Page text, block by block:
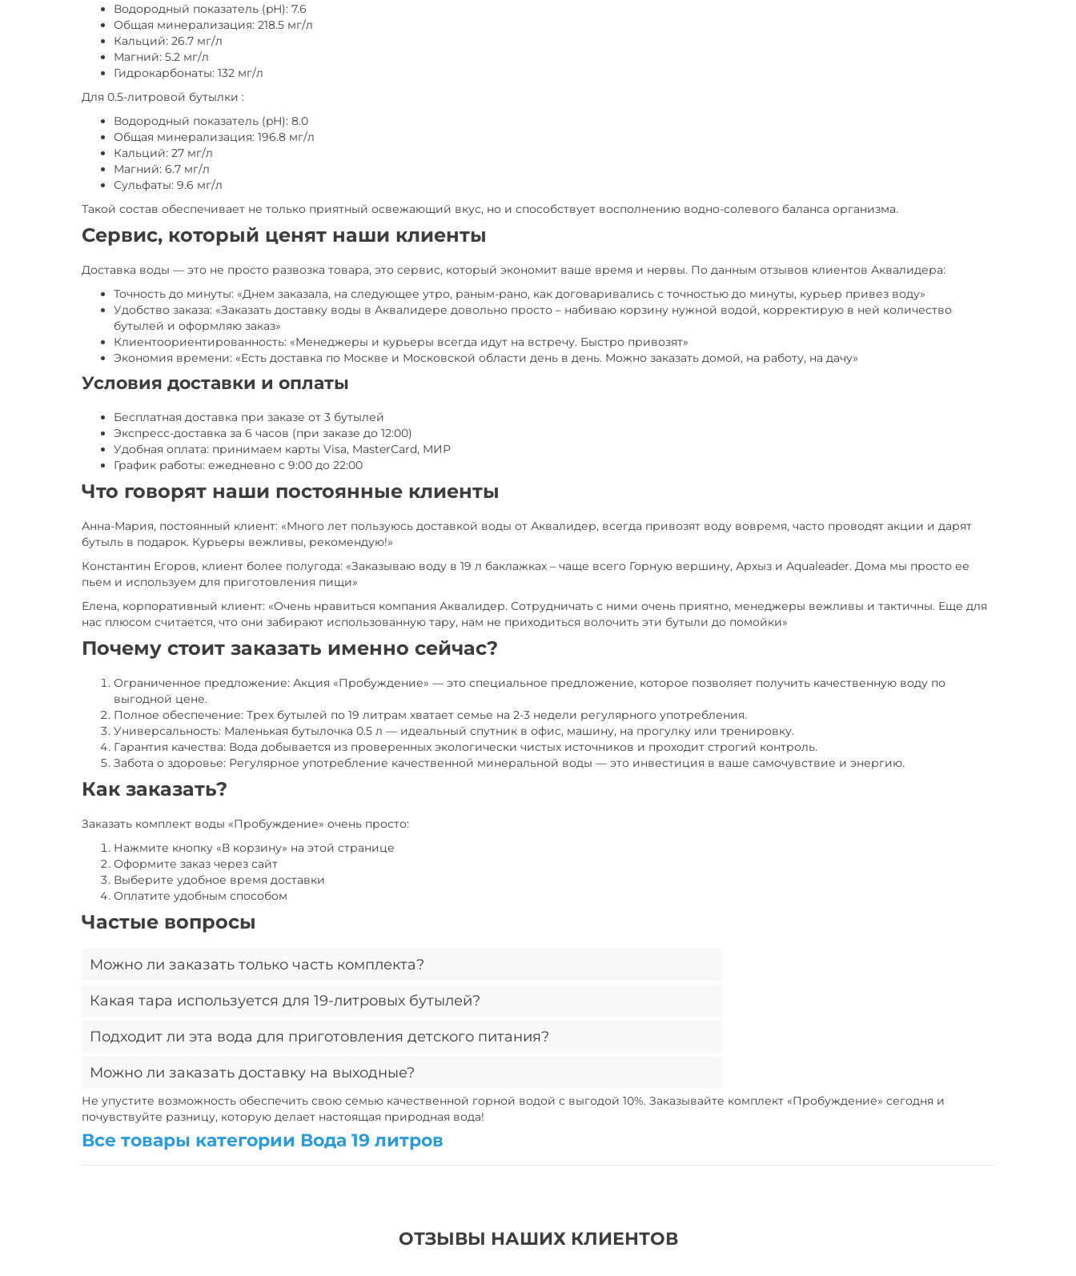
Водородный показатель (pH): 7.6
Общая минерализация: 218.5 мг/л
Кальций: 26.7 мг/л
Магний: 5.2 мг/л
Гидрокарбонаты: 132 мг/л
Для 0.5-литровой бутылки :
Водородный показатель (pH): 8.0
Общая минерализация: 196.8 мг/л
Кальций: 27 мг/л
Магний: 6.7 мг/л
Сульфаты: 9.6 мг/л
Такой состав обеспечивает не только приятный освежающий вкус, но и способствует восполнению водно-солевого баланса организма.
Сервис, который ценят наши клиенты
Доставка воды — это не просто развозка товара, это сервис, который экономит ваше время и нервы. По данным отзывов клиентов Аквалидера:
Точность до минуты: «Днем заказала, на следующее утро, раным-рано, как договаривались с точностью до минуты, курьер привез воду»
Удобство заказа: «Заказать доставку воды в Аквалидере довольно просто – набиваю корзину нужной водой, корректирую в ней количество
бутылей и оформляю заказ»
Клиентоориентированность: «Менеджеры и курьеры всегда идут на встречу. Быстро привозят»
Экономия времени: «Есть доставка по Москве и Московской области день в день. Можно заказать домой, на работу, на дачу»
Условия доставки и оплаты
Бесплатная доставка при заказе от 3 бутылей
Экспресс-доставка за 6 часов (при заказе до 12:00)
Удобная оплата: принимаем карты Visa, MasterCard, МИР
График работы: ежедневно с 9:00 до 22:00
Что говорят наши постоянные клиенты
Анна-Мария, постоянный клиент: «Много лет пользуюсь доставкой воды от Аквалидер, всегда привозят воду вовремя, часто проводят акции и дарят
бутыль в подарок. Курьеры вежливы, рекомендую!»
Константин Егоров, клиент более полугода: «Заказываю воду в 19 л баклажках – чаще всего Горную вершину, Архыз и Aqualeader. Дома мы просто ее
пьем и используем для приготовления пищи»
Елена, корпоративный клиент: «Очень нравиться компания Аквалидер. Сотрудничать с ними очень приятно, менеджеры вежливы и тактичны. Еще для
нас плюсом считается, что они забирают использованную тару, нам не приходиться волочить эти бутыли до помойки»
Почему стоит заказать именно сейчас?
Ограниченное предложение: Акция «Пробуждение» — это специальное предложение, которое позволяет получить качественную воду по
выгодной цене.
Полное обеспечение: Трех бутылей по 19 литрам хватает семье на 2-3 недели регулярного употребления.
Универсальность: Маленькая бутылочка 0.5 л — идеальный спутник в офис, машину, на прогулку или тренировку.
Гарантия качества: Вода добывается из проверенных экологически чистых источников и проходит строгий контроль.
Забота о здоровье: Регулярное употребление качественной минеральной воды — это инвестиция в ваше самочувствие и энергию.
Как заказать?
Заказать комплект воды «Пробуждение» очень просто:
Нажмите кнопку «В корзину» на этой странице
Оформите заказ через сайт
Выберите удобное время доставки
Оплатите удобным способом
Частые вопросы
Можно ли заказать только часть комплекта?
К сожалению, нет. Комплект «Пробуждение» продается целиком. Однако вы можете добавить в
Какая тара используется для 19-литровых бутылей?
Это многооборотные бутыли из поликарбоната, которые можно вернуть после использования. Это
Подходит ли эта вода для приготовления детского питания?
Да, вода «Горная вершина» имеет низкую минерализацию и пригодна для употребления людьми
любого возраста без ограничений.
Можно ли заказать доставку на выходные?
Да, доставка работает ежедневно с 9:00 до 22:00.
Не упустите возможность обеспечить свою семью качественной горной водой с выгодой 10%. Заказывайте комплект «Пробуждение» сегодня и
почувствуйте разницу, которую делает настоящая природная вода!
Все товары категории Вода 19 литров
ОТЗЫВЫ НАШИХ КЛИЕНТОВ